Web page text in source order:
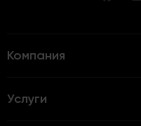
Компания
Услуги